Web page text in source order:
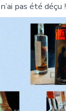
pas été déçu !